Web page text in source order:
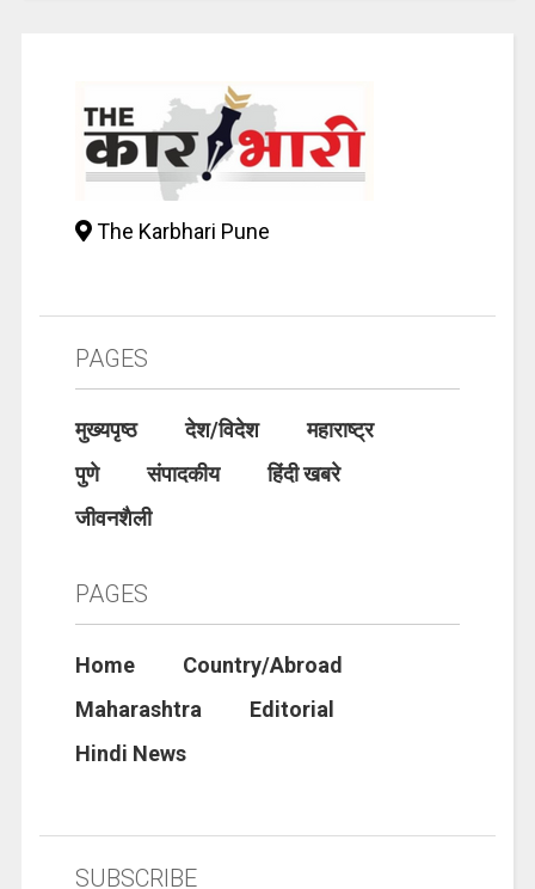
The Karbhari Pune
PAGES
मुख्यपृष्ठ देश/विदेश
महाराष्ट्र
पुणे
संपादकीय
हिंदी खबरे
जीवनशैली
PAGES
Home
Country/Abroad
Maharashtra
Editorial
Hindi News
SUBSCRIBE